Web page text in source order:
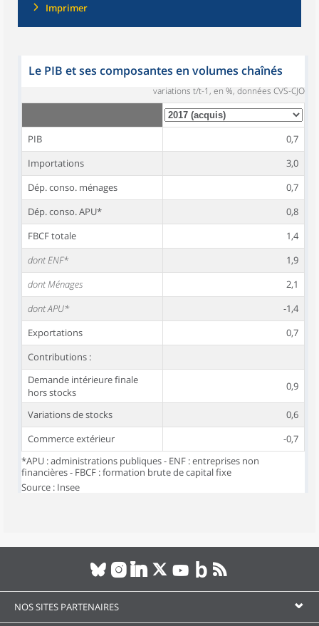
Imprimer
Le PIB et ses composantes en volumes chaînés
variations t/t-1, en %, données CVS-CJO
PIB
0,7
Importations
3,0
Dép. conso. ménages
0,7
Dép. conso. APU*
0,8
FBCF totale
1,4
dont ENF*
1,9
dont Ménages
2,1
dont APU*
-1,4
Exportations
0,7
Contributions :
Demande intérieure finale
hors stocks
0,9
Variations de stocks
0,6
Commerce extérieur
-0,7
*APU : administrations publiques - ENF : entreprises non
financières - FBCF : formation brute de capital fixe
Source : Insee
NOS SITES PARTENAIRES